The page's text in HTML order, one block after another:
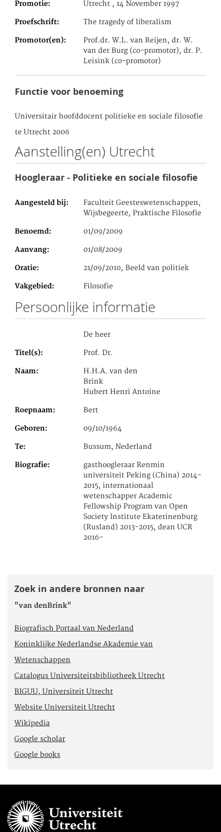
Promotie Utrecht , 14 November 1997
Proefschrift The tragedy of liberalism
Promotor(en)
Prof.dr. W.L. van Reijen, dr. W.
van der Burg (co-promotor), dr. P.
Leisink (co-promotor)
Functie voor benoeming
Universitair hoofddocent politieke en sociale filosofie
te Utrecht 2006
Aanstelling(en) Utrecht
Hoogleraar - Politieke en sociale filosofie
Aangesteld bij
Faculteit Geesteswetenschappen,
Wijsbegeerte, Praktische Filosofie
Benoemd 01/09/2009
Aanvang 01/08/2009
Oratie 21/09/2010, Beeld van politiek
Vakgebied Filosofie
Persoonlijke informatie
De heer
Titel(s) Prof. Dr.
Naam
H.H.A. van den
Brink
Hubert Henri Antoine
Roepnaam Bert
Geboren 09/10/1964
Te Bussum, Nederland
Biografie
gasthoogleraar Renmin
universiteit Peking (China) 2014-
2015, internationaal
wetenschapper Academic
Fellowship Program van Open
Society Institute Ekaterinenburg
(Rusland) 2013-2015, dean UCR
2016-
Zoek in andere bronnen naar
"van denBrink"
Biografisch Portaal van Nederland
Koninklijke Nederlandse Akademie van
Wetenschappen
Catalogus Universiteitsbibliotheek Utrecht
BIGUU, Universiteit Utrecht
Website Universiteit Utrecht
Wikipedia
Google scholar
Google books